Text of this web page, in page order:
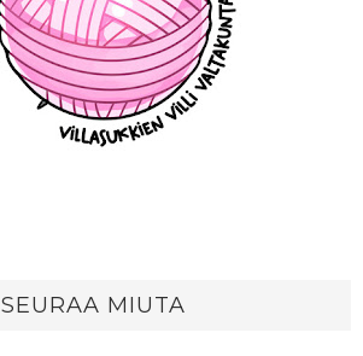
SEURAA MIUTA